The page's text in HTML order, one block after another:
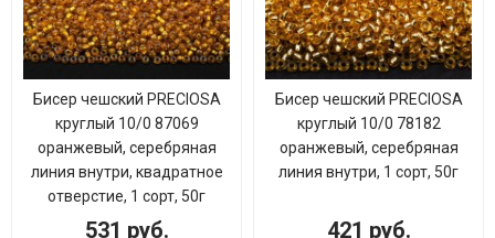
Бисер чешский PRECIOSA
круглый 10/0 87069
оранжевый, серебряная
линия внутри, квадратное
отверстие, 1 сорт, 50г
531 руб.
Бисер чешский PRECIOSA
круглый 10/0 78182
оранжевый, серебряная
линия внутри, 1 сорт, 50г
421 руб.